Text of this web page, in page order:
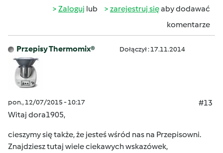
Zaloguj lub zarejestruj sięaby dodawać
komentarze
Przepisy Thermomix® Dołączył : 17.11.2014
pon., 12/07/2015 - 10:17
#13
Witaj dora1905,
cieszymy się także, że jesteś wśród nas na Przepisowni.
Znajdziesz tutaj wiele ciekawych wskazówek,